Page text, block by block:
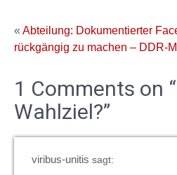
« Abteilung: Dokumentierter
rückgängig zu machen – DDR-
1 Comments on
Wahlziel?”
viribus-unitis sagt: